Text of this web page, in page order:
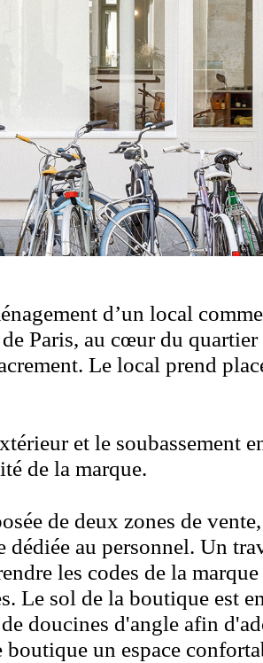
d’un local
Paris, au cœur du
Le local prend
et le soubassement
de la marque.
de deux zones de vente,
dédiée au personnel. Un
les codes de la
Le sol de la boutique est
doucines d'angle afin
boutique un espace